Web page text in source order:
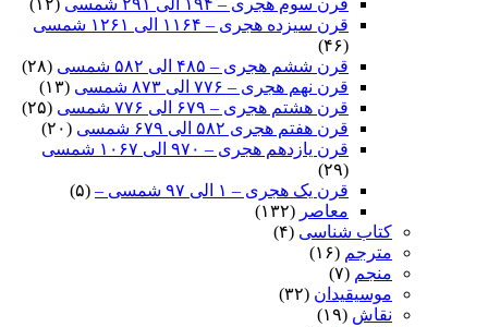
قرن سوم هجری – ۱۹۴ الی ۲۹۱ شمسی
(۱۲)
قرن سیزده هجری – ۱۱۶۴ الی ۱۲۶۱ شمسی
(۴۶)
قرن ششم هجری – ۴۸۵ الی ۵۸۲ شمسی
(۲۸)
قرن نهم هجری – ۷۷۶ الی ۸۷۳ شمسی
(۱۳)
قرن هشتم هجری – ۶۷۹ الی ۷۷۶ شمسی
(۲۵)
قرن هفتم هجری ۵۸۲ الی ۶۷۹ شمسی
(۲۰)
قرن یازدهم هجری – ۹۷۰ الی ۱۰۶۷ شمسی
(۲۹)
قرن یک هجری – ۱ الی ۹۷ شمسی –
(۵)
معاصر (۱۳۲)
کتاب شناسی (۴)
مترجم (۱۶)
منجم (۷)
موسیقیدان (۳۲)
نقاش (۱۹)